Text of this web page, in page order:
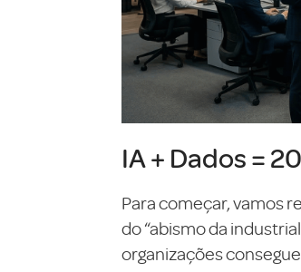
IA + Dados =
Para começar, vamos
do “abismo da
organizações